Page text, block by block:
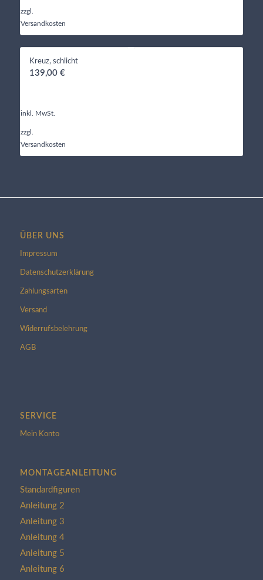
zzgl.
Versandkosten
Kreuz, schlicht
139,00 €
inkl. MwSt.
zzgl.
Versandkosten
ÜBER UNS
Impressum
Datenschutzerklärung
Zahlungsarten
Versand
Widerrufsbelehrung
AGB
SERVICE
Mein Konto
MONTAGEANLEITUNG
Standardfiguren
Anleitung 2
Anleitung 3
Anleitung 4
Anleitung 5
Anleitung 6